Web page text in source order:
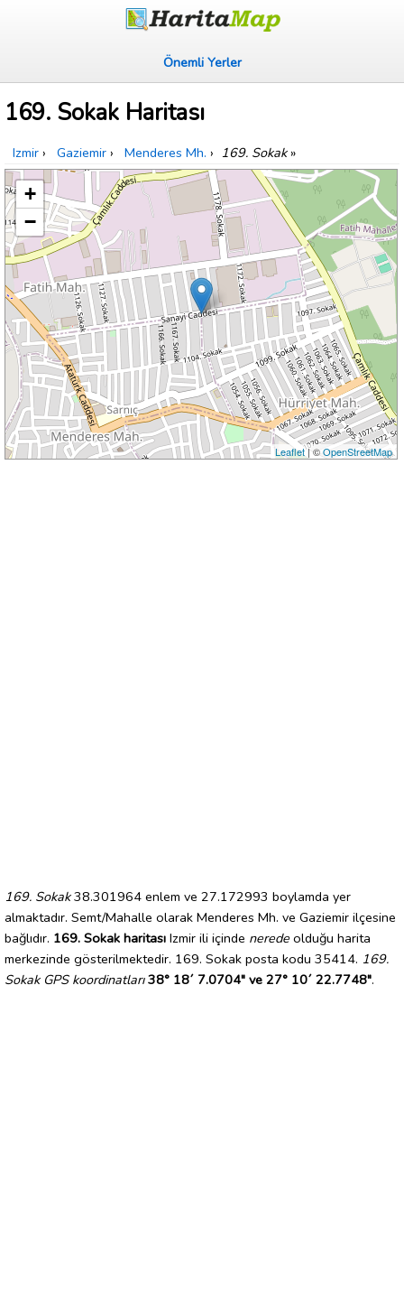
Önemli Yerler
169. Sokak Haritası
Izmir › Gaziemir › Menderes Mh. › 169. Sokak»
+
−
Leaflet| ©OpenStreetMap
169. Sokak38.301964 enlem ve 27.172993 boylamda yer
almaktadır. Semt/Mahalle olarak Menderes Mh. ve Gaziemir ilçesine
bağlıdır. 169. Sokak haritası Izmir ili içinde nerede olduğu harita
merkezinde gösterilmektedir. 169. Sokak posta kodu 35414. 169.
Sokak GPS koordinatları 38° 18´ 7.0704" ve 27° 10´ 22.7748".